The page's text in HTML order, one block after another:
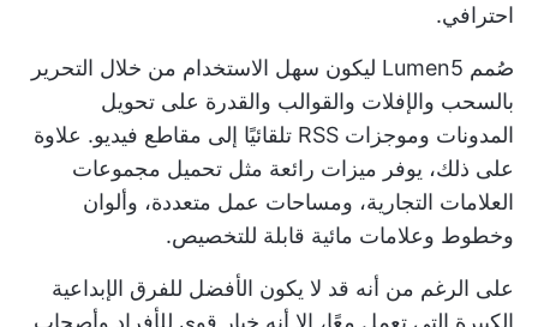
احترافي.
صُمم Lumen5 ليكون سهل الاستخدام من خلال التحرير
بالسحب والإفلات والقوالب والقدرة على تحويل
المدونات وموجزات RSS تلقائيًا إلى مقاطع فيديو. علاوة
على ذلك، يوفر ميزات رائعة مثل تحميل مجموعات
العلامات التجارية، ومساحات عمل متعددة، وألوان
وخطوط وعلامات مائية قابلة للتخصيص.
على الرغم من أنه قد لا يكون الأفضل للفرق الإبداعية
الكبيرة التي تعمل معًا، إلا أنه خيار قوي للأفراد وأصحاب